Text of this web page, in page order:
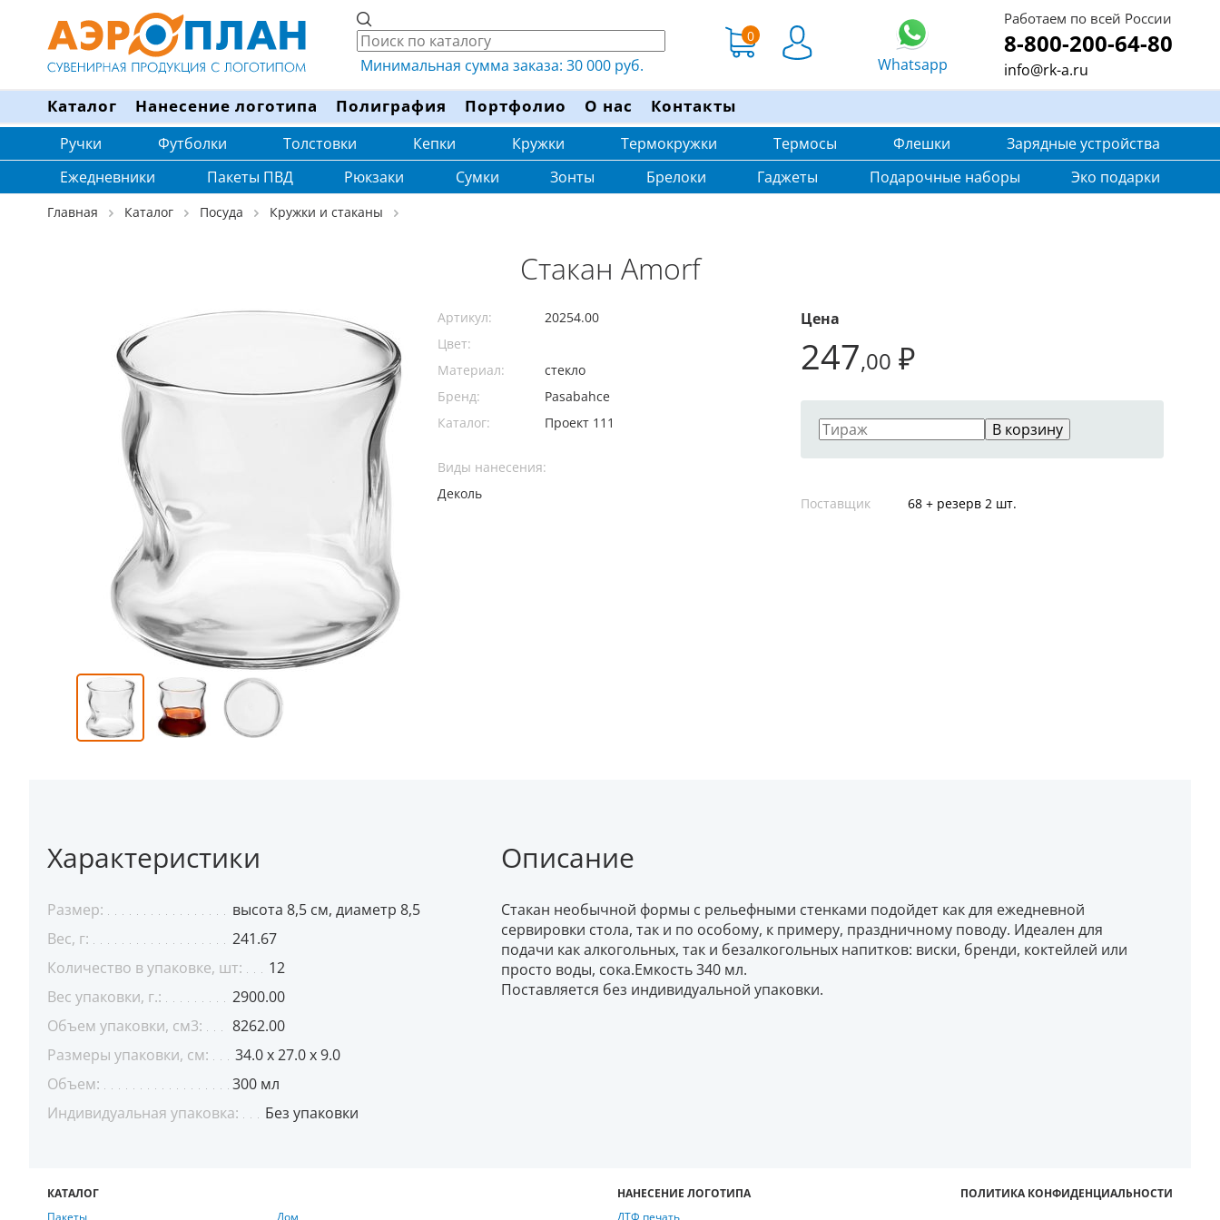
Минимальная сумма заказа: 30 000 руб.
0
Whatsapp
Работаем по всей России
8-800-200-64-80
info@rk-a.ru
Каталог Нанесение логотипа Полиграфия Портфолио О нас Контакты
Ручки Футболки Толстовки Кепки Кружки Термокружки Термосы Флешки
Зарядные устройства
Ежедневники
Пакеты ПВД Рюкзаки Сумки Зонты Брелоки Гаджеты Подарочные наборы Эко подарки
Главная Каталог Посуда Кружки и стаканы
Стакан Amorf
Цена
247,00 ₽
В корзину
Поставщик 68 + резерв 2 шт.
Артикул:
20254.00
Цвет:
Материал:
стекло
Бренд:
Pasabahce
Каталог:
Проект 111
Виды нанесения:
Деколь
Описание
Стакан необычной формы с рельефными стенками подойдет как для ежедневной
сервировки стола, так и по особому, к примеру, праздничному поводу. Идеален для
подачи как алкогольных, так и безалкогольных напитков: виски, бренди, коктейлей или
просто воды, сока.Емкость 340 мл.
Поставляется без индивидуальной упаковки.
Характеристики
Размер:
высота 8,5 см, диаметр 8,5
Вес, г:
241.67
Количество в упаковке, шт:
12
Вес упаковки, г.:
2900.00
Объем упаковки, см3:
8262.00
Размеры упаковки, см:
34.0 x 27.0 x 9.0
Объем:
300 мл
Индивидуальная упаковка:
Без упаковки
КАТАЛОГ
Пакеты
Дом
НАНЕСЕНИЕ ЛОГОТИПА
ДТФ печать
ПОЛИТИКА КОНФИДЕНЦИАЛЬНОСТИ